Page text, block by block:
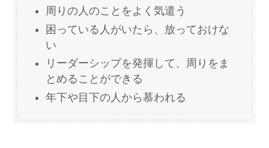
周りの人のことをよく気遣う
困っている人がいたら、放っておけな
い
リーダーシップを発揮して、周りをま
とめることができる
年下や目下の人から慕われる